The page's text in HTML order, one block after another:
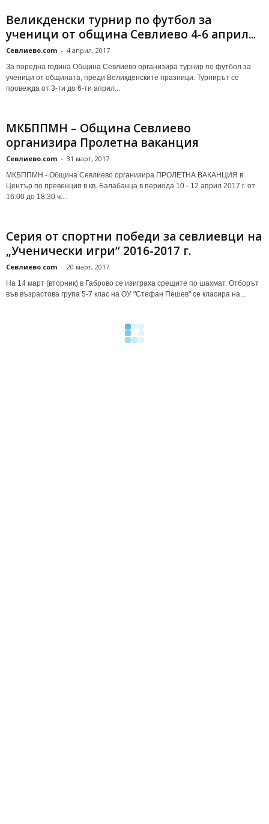
Великденски турнир по футбол за
ученици от община Севлиево 4-6 април...
Севлиево.com - 4 април, 2017
За поредна година Община Севлиево организира турнир по футбол за
ученици от общината, преди Великденските празници. Турнирът се
провежда от 3-ти до 6-ти април...
МКБППМН – Община Севлиево
организира Пролетна ваканция
Севлиево.com - 31 март, 2017
МКБППМН - Община Севлиево организира ПРОЛЕТНА ВАКАНЦИЯ в
Център по превенция в кв. Балабанца в периода 10 - 12 април 2017 г. от
16:00 до 18:30 ч....
Серия от спортни победи за севлиевци на
„Ученически игри“ 2016-2017 г.
Севлиево.com - 20 март, 2017
На 14 март (вторник) в Габрово се изиграха срещите по шахмат. Отборът
във възрастова група 5-7 клас на ОУ "Стефан Пешев" се класира на...